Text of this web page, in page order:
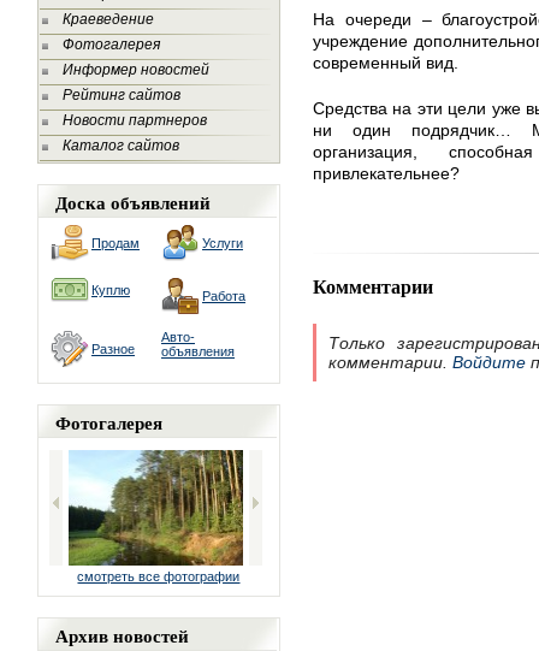
Краеведение
Фотогалерея
Информер новостей
Рейтинг сайтов
Новости партнеров
Каталог сайтов
Доска объявлений
Продам Услуги
Куплю Работа
Разное
Авто-
объявления
Фотогалерея
смотреть все фотографии
Архив новостей
На очереди –
учреждение
современный вид.
Средства на эти цели уже
ни один подрядчик…
организация,
привлекательнее?
Комментарии
Только
комментарии. Войдите